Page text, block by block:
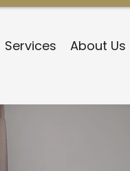
Services About Us